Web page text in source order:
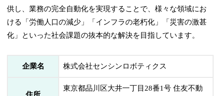
供し、業務の完全自動化を実現することで、様々な領域にお
ける「労働人口の減少」「インフラの老朽化」「災害の激甚
化」といった社会課題の抜本的な解決を目指しています。
企業名 株式会社センシンロボティクス
東京都品川区大井一丁目28番1号 住友不動